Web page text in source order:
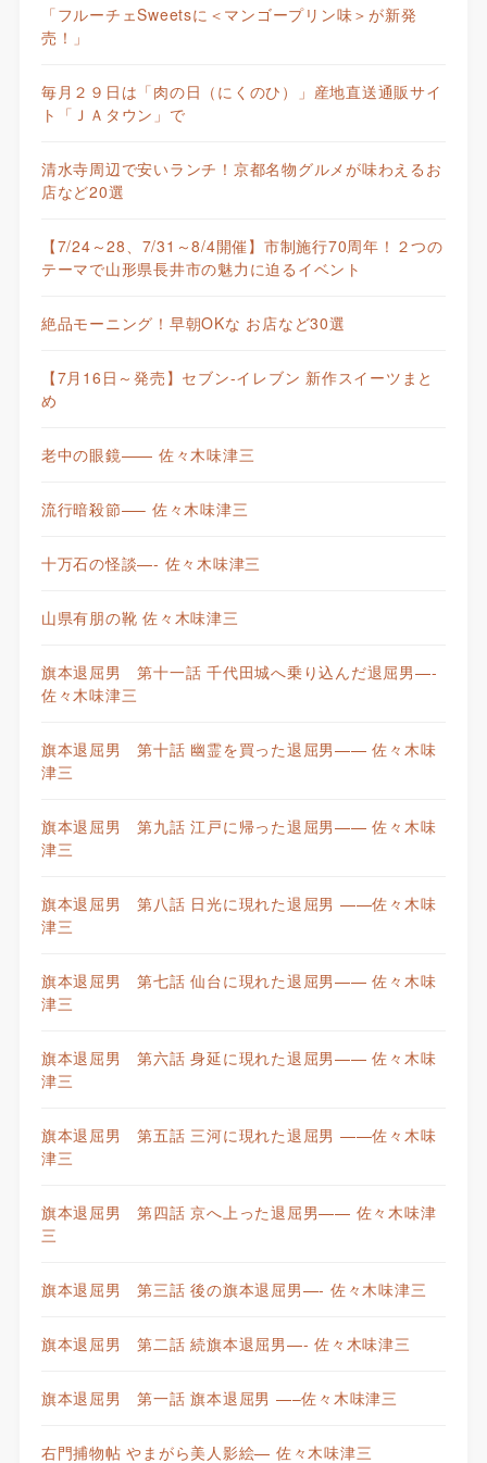
「フルーチェSweetsに＜マンゴープリン味＞が新発
売！」
毎月２９日は「肉の日（にくのひ）」産地直送通販サイ
ト「ＪＡタウン」で
清水寺周辺で安いランチ！京都名物グルメが味わえるお
店など20選
【7/24～28、7/31～8/4開催】市制施行70周年！２つの
テーマで山形県長井市の魅力に迫るイベント
絶品モーニング！早朝OKな お店など30選
【7月16日～発売】セブン-イレブン 新作スイーツまと
め
老中の眼鏡—— 佐々木味津三
流行暗殺節—– 佐々木味津三
十万石の怪談—- 佐々木味津三
山県有朋の靴 佐々木味津三
旗本退屈男 第十一話 千代田城へ乗り込んだ退屈男—-
佐々木味津三
旗本退屈男 第十話 幽霊を買った退屈男—— 佐々木味
津三
旗本退屈男 第九話 江戸に帰った退屈男—— 佐々木味
津三
旗本退屈男 第八話 日光に現れた退屈男 ——佐々木味
津三
旗本退屈男 第七話 仙台に現れた退屈男—— 佐々木味
津三
旗本退屈男 第六話 身延に現れた退屈男—— 佐々木味
津三
旗本退屈男 第五話 三河に現れた退屈男 ——佐々木味
津三
旗本退屈男 第四話 京へ上った退屈男—— 佐々木味津
三
旗本退屈男 第三話 後の旗本退屈男—- 佐々木味津三
旗本退屈男 第二話 続旗本退屈男—- 佐々木味津三
旗本退屈男 第一話 旗本退屈男 —–佐々木味津三
右門捕物帖 やまがら美人影絵— 佐々木味津三